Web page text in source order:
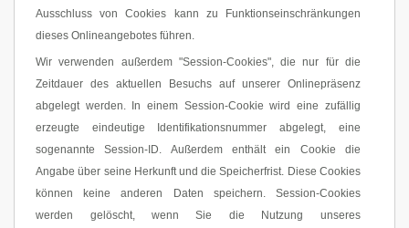
Ausschluss von Cookies kann zu Funktionseinschränkungen
dieses Onlineangebotes führen.
Wir verwenden außerdem "Session-Cookies", die nur für die
Zeitdauer des aktuellen Besuchs auf unserer Onlinepräsenz
abgelegt werden. In einem Session-Cookie wird eine zufällig
erzeugte eindeutige Identifikationsnummer abgelegt, eine
sogenannte Session-ID. Außerdem enthält ein Cookie die
Angabe über seine Herkunft und die Speicherfrist. Diese Cookies
können keine anderen Daten speichern. Session-Cookies
werden gelöscht, wenn Sie die Nutzung unseres